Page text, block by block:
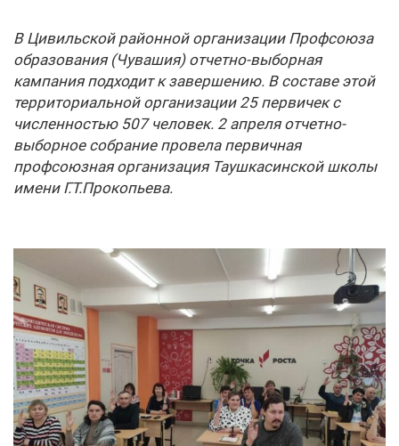
В Цивильской районной организации Профсоюза
образования (Чувашия) отчетно-выборная
кампания подходит к завершению. В составе этой
территориальной организации 25 первичек с
численностью 507 человек. 2 апреля отчетно-
выборное собрание провела первичная
профсоюзная организация Таушкасинской школы
имени Г.Т.Про­копьева.